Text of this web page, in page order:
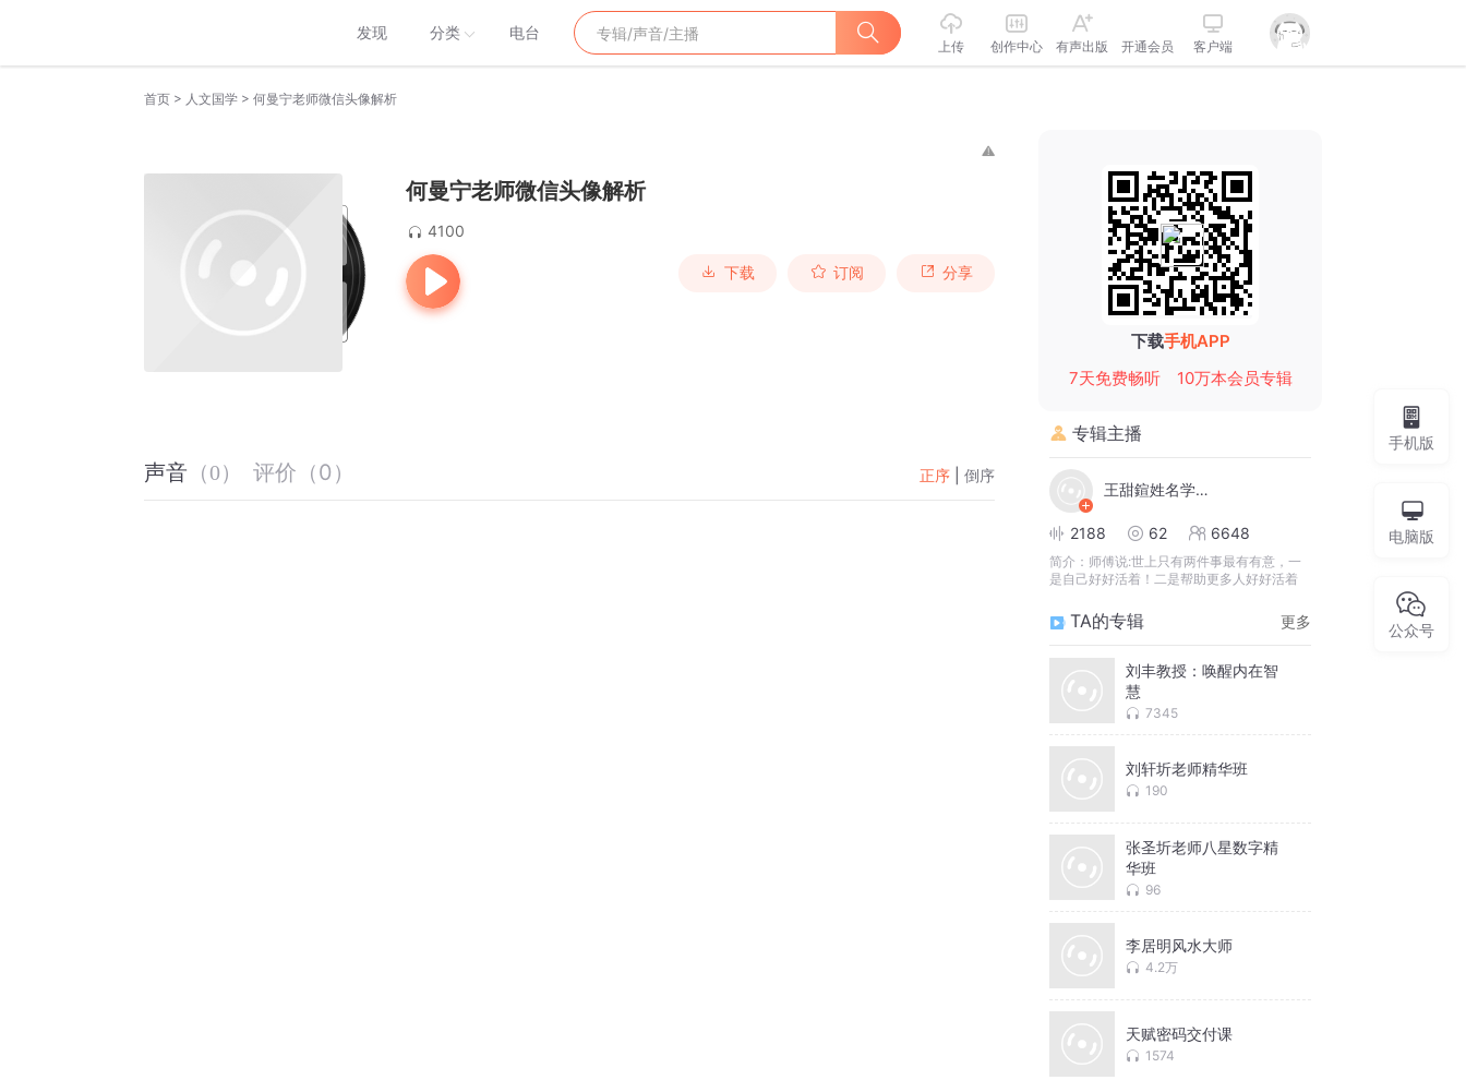
发现 分类 电台
上传 创作中心 有声出版 开通会员 客户端
首页 > 人文国学 > 何曼宁老师微信头像解析
何曼宁老师微信头像解析
4100
下载 订阅 分享
声音 （0） 评价 （0 ） 正序 倒序
下载手机APP
7天免费畅听
10万本会员专辑
专辑主播
王甜鍹姓名学传承人
2188 62 6648
简介： 师傅说:世上只有两件事最有有意，一
是自己好好活着！二是帮助更多人好好活着
TA的专辑 更多
刘丰教授：唤醒内在智
慧
7345
刘轩圻老师精华班
190
张圣圻老师八星数字精
华班
96
李居明风水大师
4.2万
天赋密码交付课
1574
手机版
电脑版
公众号